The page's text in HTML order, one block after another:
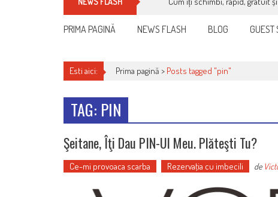
PRIMA PAGINĂ NEWS FLASH BLOG GUEST
Esti aici: Prima pagină > Posts tagged "pin"
TAG: PIN
Şeitane, Îţi Dau PIN-Ul Meu. Plăteşti Tu?
Ce-mi provoaca scarba Rezervaţia cu imbecili de